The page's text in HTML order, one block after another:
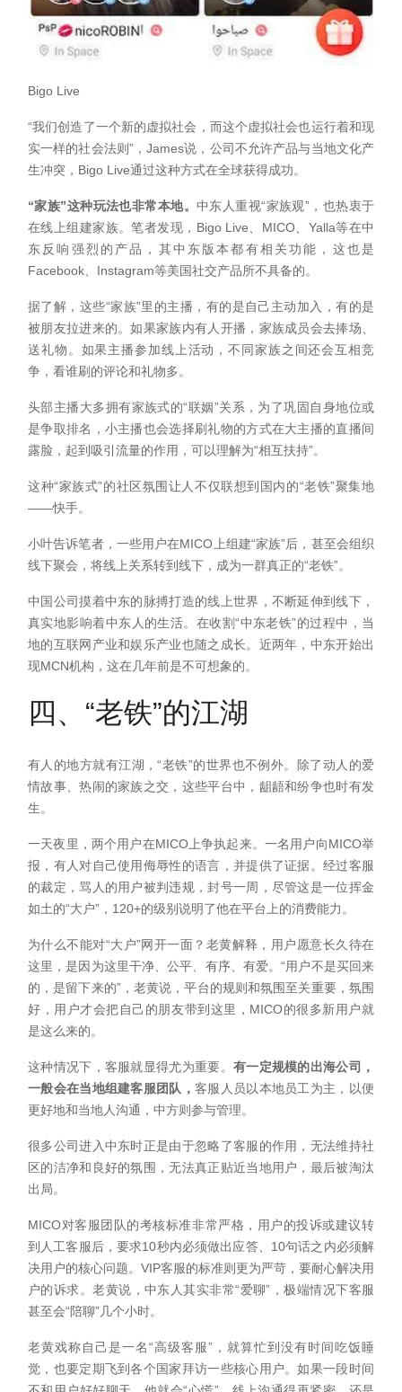
Bigo Live
“我们创造了一个新的虚拟社会，而这个虚拟社会也运行着和现
实一样的社会法则”，James说，公司不允许产品与当地文化产
生冲突，Bigo Live通过这种方式在全球获得成功。
“家族”这种玩法也非常本地。 中东人重视“家族观”，也热衷于
在线上组建家族。笔者发现，Bigo Live、MICO、Yalla等在中
东反响强烈的产品，其中东版本都有相关功能，这也是
Facebook、Instagram等美国社交产品所不具备的。
据了解，这些“家族”里的主播，有的是自己主动加入，有的是
被朋友拉进来的。如果家族内有人开播，家族成员会去捧场、
送礼物。如果主播参加线上活动，不同家族之间还会互相竞
争，看谁刷的评论和礼物多。
头部主播大多拥有家族式的“联姻”关系，为了巩固自身地位或
是争取排名，小主播也会选择刷礼物的方式在大主播的直播间
露脸，起到吸引流量的作用，可以理解为“相互扶持”。
这种“家族式”的社区氛围让人不仅联想到国内的“老铁”聚集地
——快手。
小叶告诉笔者，一些用户在MICO上组建“家族”后，甚至会组织
线下聚会，将线上关系转到线下，成为一群真正的“老铁”。
中国公司摸着中东的脉搏打造的线上世界，不断延伸到线下，
真实地影响着中东人的生活。在收割“中东老铁”的过程中，当
地的互联网产业和娱乐产业也随之成长。近两年，中东开始出
现MCN机构，这在几年前是不可想象的。
四、“老铁”的江湖
有人的地方就有江湖，“老铁”的世界也不例外。除了动人的爱
情故事、热闹的家族之交，这些平台中，龃龉和纷争也时有发
生。
一天夜里，两个用户在MICO上争执起来。一名用户向MICO举
报，有人对自己使用侮辱性的语言，并提供了证据。经过客服
的裁定，骂人的用户被判违规，封号一周，尽管这是一位挥金
如土的“大户”，120+的级别说明了他在平台上的消费能力。
为什么不能对“大户”网开一面？老黄解释，用户愿意长久待在
这里，是因为这里干净、公平、有序、有爱。“用户不是买回来
的，是留下来的”，老黄说，平台的规则和氛围至关重要，氛围
好，用户才会把自己的朋友带到这里，MICO的很多新用户就
是这么来的。
这种情况下，客服就显得尤为重要。 有一定规模的出海公司，
一般会在当地组建客服团队， 客服人员以本地员工为主，以便
更好地和当地人沟通，中方则参与管理。
很多公司进入中东时正是由于忽略了客服的作用，无法维持社
区的洁净和良好的氛围，无法真正贴近当地用户，最后被淘汰
出局。
MICO对客服团队的考核标准非常严格，用户的投诉或建议转
到人工客服后，要求10秒内必须做出应答、10句话之内必须解
决用户的核心问题。VIP客服的标准则更为严苛，要耐心解决用
户的诉求。老黄说，中东人其实非常“爱聊”，极端情况下客服
甚至会“陪聊”几个小时。
老黄戏称自己是一名“高级客服”，就算忙到没有时间吃饭睡
觉，也要定期飞到各个国家拜访一些核心用户。如果一段时间